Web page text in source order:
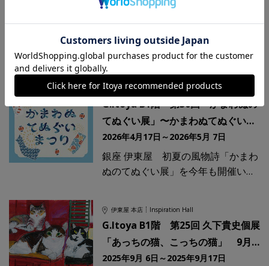
スタンプまみれの3週間が今年もや
ってきます！3度目の開催となるス
タンプイベント「押し活」の今年の
テーマは、「押すを活かす」。コレ
クションするだけではもったいな
い...！ス
伊東屋 本店 Inspiration Hall
G.Itoya B1階 第30回「かまわぬの
てぬぐい展」〜かまわぬてぬぐいま
つり〜 4月17日(金)
2026年4月17日～2026年5月 7日
銀座 伊東屋 初夏の風物詩「かまわ
ぬのてぬぐい展」を今年も開催いた
回目となります！そこで今年は「か
伊東屋 本店 Inspiration Hall
G.Itoya B1階 第25回 久下貴史個展
「あっちの猫、こっちの猫」 9月6
日(土)～17日(
2025年9月 6日～2025年9月17日